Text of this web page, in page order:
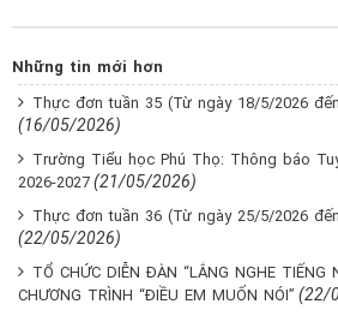
Những tin mới hơn
Thực đơn tuần 35 (Từ ngày 18/5/2026
(16/05/2026)
Trường Tiểu học Phú Thọ: Thông báo
2026-2027 (21/05/2026)
Thực đơn tuần 36 (Từ ngày 25/5/2026
(22/05/2026)
TỔ CHỨC DIỄN ĐÀN “LẮNG NGHE TIẾNG
CHƯƠNG TRÌNH “ĐIỀU EM MUỐN NÓI” (22/